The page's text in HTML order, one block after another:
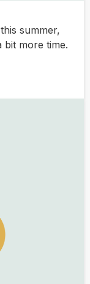
summer,
more time.